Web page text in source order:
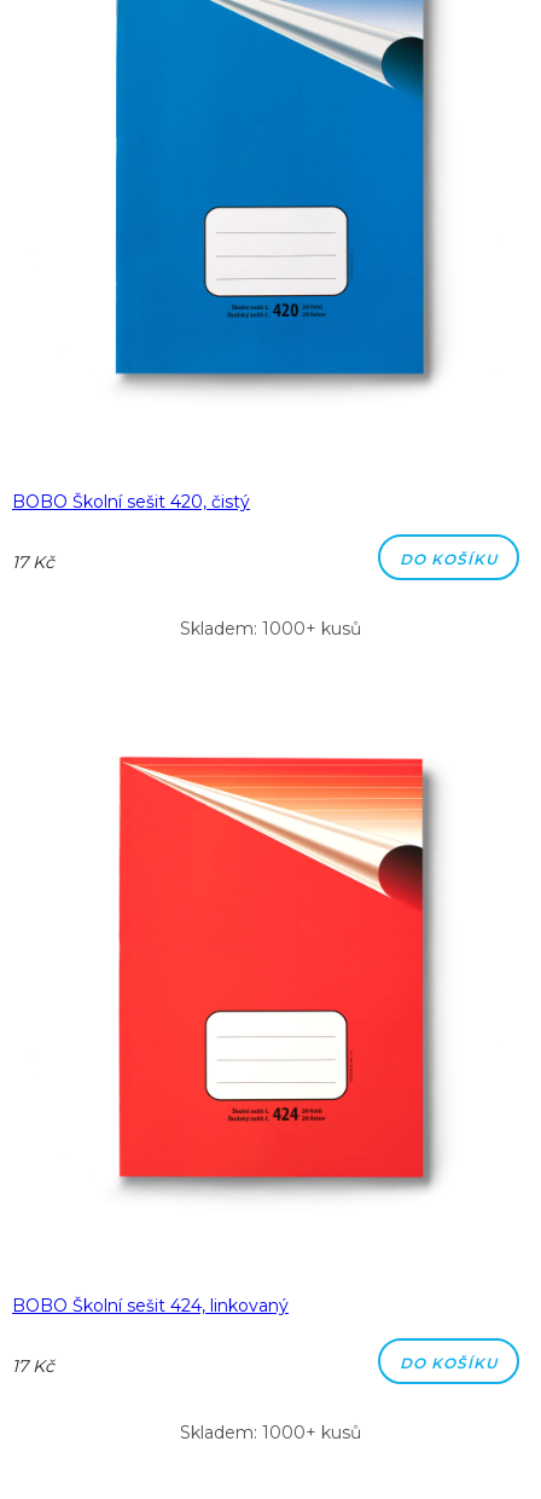
BOBO Školní sešit 420, čistý
17 Kč DO KOŠÍKU
Skladem: 1000+ kusů
BOBO Školní sešit 424, linkovaný
17 Kč DO KOŠÍKU
Skladem: 1000+ kusů